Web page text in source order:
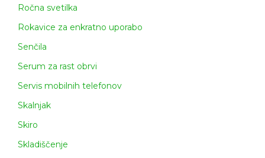
Ročna svetilka
Rokavice za enkratno uporabo
Senčila
Serum za rast obrvi
Servis mobilnih telefonov
Skalnjak
Skiro
Skladiščenje